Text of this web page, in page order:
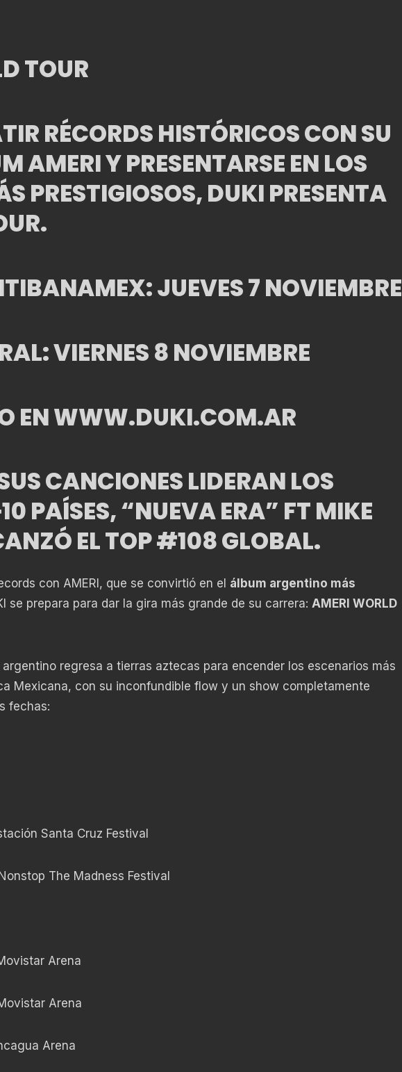
TOUR
RÉCORDS HISTÓRICOS CON SU
AMERI Y PRESENTARSE EN LOS
PRESTIGIOSOS, DUKI PRESENTA
JUEVES 7 NOVIEMBRE
VIERNES 8 NOVIEMBRE
EN WWW.DUKI.COM.AR
CANCIONES LIDERAN LOS
PAÍSES, “NUEVA ERA” FT MIKE
EL TOP #108 GLOBAL.
con AMERI, que se convirtió en el álbum argentino más
se prepara para dar la gira más grande de su carrera: AMERI WORLD
regresa a tierras aztecas para encender los escenarios más
Mexicana, con su inconfundible flow y un show completamente
fechas:
Santa Cruz Festival
The Madness Festival
Arena
Arena
Arena